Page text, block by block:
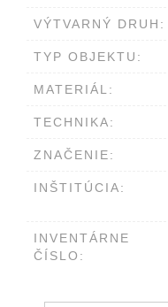
VÝTVARNÝ DRUH:
TYP OBJEKTU:
MATERIÁL:
TECHNIKA:
ZNAČENIE:
INŠTITÚCIA:
INVENTÁRNE
ČÍSLO: